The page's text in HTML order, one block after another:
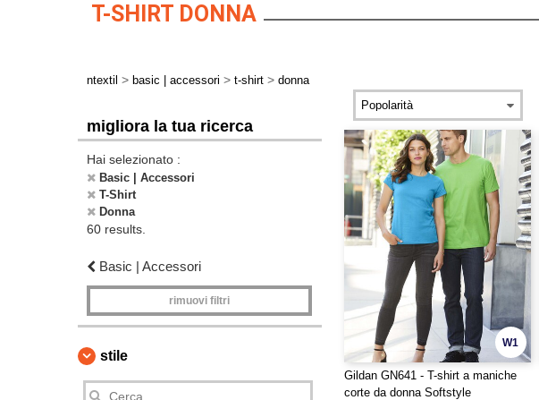
T-SHIRT DONNA
ntextil > basic | accessori > t-shirt > donna
migliora la tua ricerca
Hai selezionato :
Basic | Accessori
T-Shirt
Donna
60 results.
Basic | Accessori
rimuovi filtri
stile
W1
Gildan GN641 - T-shirt a maniche
corte da donna Softstyle